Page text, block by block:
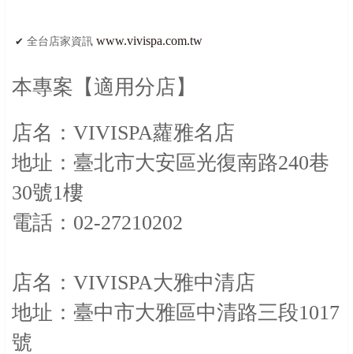
✔ 全台店家資訊 www.vivispa.com.tw
本專案【適用分店】
店名：VIVISPA蘿雅名店
地址：臺北市大安區光復南路240巷
30號1樓
電話：02-27210202
店名：VIVISPA大雅中清店
地址：臺中市大雅區中清路三段1017
號